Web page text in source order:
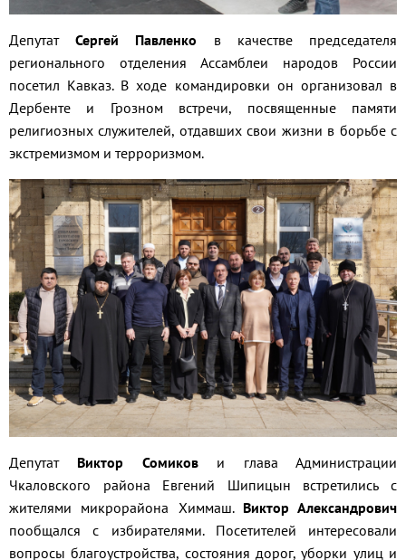
ДепутатСергей Павленко в качестве председателя
регионального отделения Ассамблеи народов России
посетил Кавказ. В ходе командировки он организовал в
Дербенте и Грозном встречи, посвященные памяти
религиозных служителей, отдавших свои жизни в борьбе с
экстремизмом и терроризмом.
Депутат Виктор Сомикови глава Администрации
Чкаловского района Евгений Шипицын встретились с
жителями микрорайона Химмаш. Виктор Александрович
пообщался с избирателями. Посетителей интересовали
вопросы благоустройства, состояния дорог, уборки улиц и